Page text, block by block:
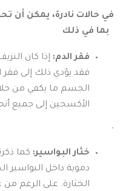
في حالات نادرة، يمكن أن
فقر الدم: إذا كان
فقد يؤدي ذلك إلى فقر
الجسم ما يكفي من
الأكسجين إلى جميع
.
خثار البواسير: كما
دموية داخل البواسير
الخثارة. على الرغم من